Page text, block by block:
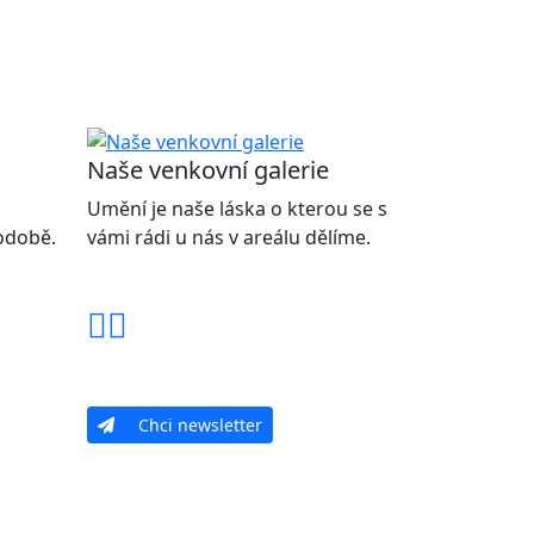
Naše venkovní galerie
Umění je naše láska o kterou se s
vámi rádi u nás v areálu dělíme.
Chci newsletter